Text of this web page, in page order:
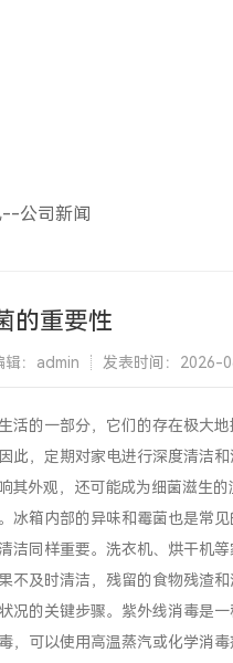
--公司新闻
的重要性
辑：admin 发表时间：2026-
活的一部分，它们的存在极大
此，定期对家电进行深度清洁和
其外观，还可能成为细菌滋生
冰箱内部的异味和霉菌也是常
洁同样重要。洗衣机、烘干机
不及时清洁，残留的食物残渣
况的关键步骤。紫外线消毒是
，可以使用高温蒸汽或化学消